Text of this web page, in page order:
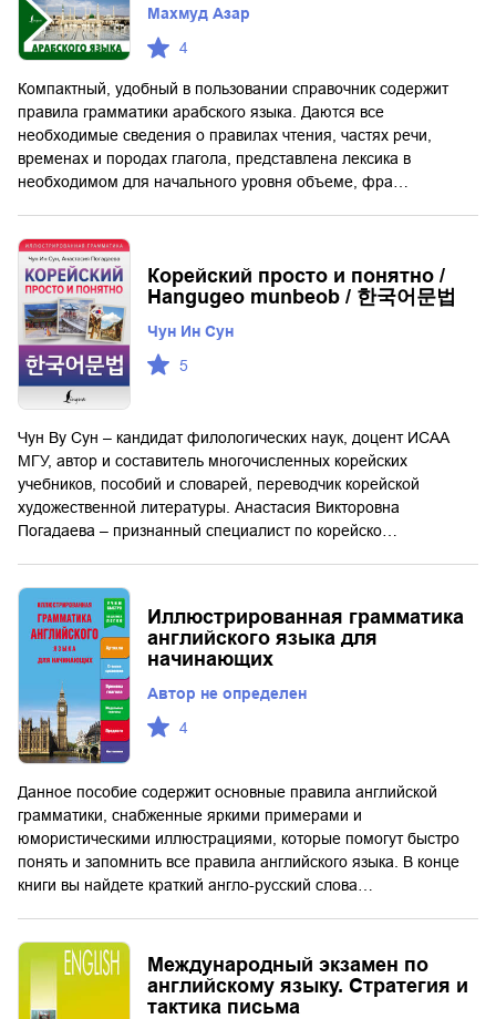
Махмуд Азар
4
Компактный, удобный в пользовании справочник содержит
правила грамматики арабского языка. Даются все
необходимые сведения о правилах чтения, частях речи,
временах и породах глагола, представлена лексика в
необходимом для начального уровня объеме, фра…
Корейский просто и понятно /
Hangugeo munbeob / 한국어문법
Чун Ин Сун
5
Чун By Сун – кандидат филологических наук, доцент ИСАА
МГУ, автор и составитель многочисленных корейских
учебников, пособий и словарей, переводчик корейской
художественной литературы. Анастасия Викторовна
Погадаева – признанный специалист по корейско…
Иллюстрированная грамматика
английского языка для
начинающих
Автор не определен
4
Данное пособие содержит основные правила английской
грамматики, снабженные яркими примерами и
юмористическими иллюстрациями, которые помогут быстро
понять и запомнить все правила английского языка. В конце
книги вы найдете краткий англо-русский слова…
Международный экзамен по
английскому языку. Стратегия и
тактика письма